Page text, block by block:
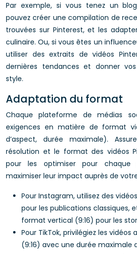
Par exemple, si vous tenez un
pouvez créer une compilation de
trouvées sur Pinterest, et les
culinaire. Ou, si vous êtes un
utiliser des extraits de vidéos
dernières tendances et donner
style.
Adaptation du format
Chaque plateforme de médias
exigences en matière de format
d’aspect, durée maximale).
résolution et le format des vidéos
pour les optimiser pour
maximiser leur impact auprès de
Pour Instagram, utilisez des
pour les publications classiques,
format vertical (9:16) pour les
Pour TikTok, privilégiez les
(9:16) avec une durée maximale